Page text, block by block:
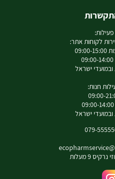
לקוחות אתר:
ישראל
חנות:
ישראל
9 מעלות